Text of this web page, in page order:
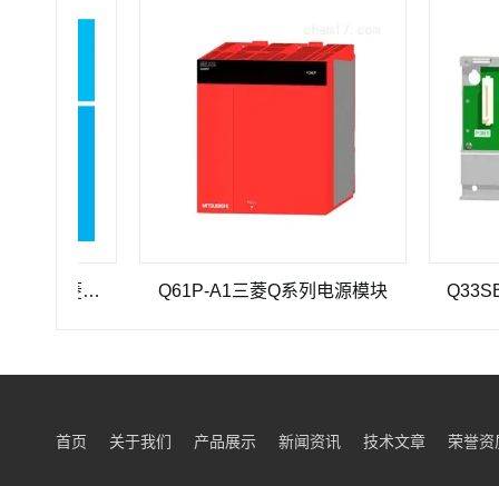
Q61P-A1三菱Q系列电源模块 Q33SB三菱
首页 关于我们 产品展示 新闻资讯 技术文章 荣誉资